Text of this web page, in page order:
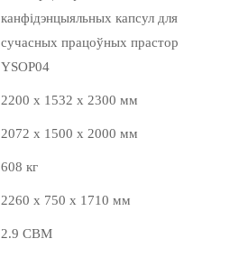
канфідэнцыяльных капсул для
сучасных працоўных прастор
YSOP04
2200 х 1532 х 2300 мм
2072 х 1500 х 2000 мм
608 кг
2260 х 750 х 1710 мм
2.9 CBM